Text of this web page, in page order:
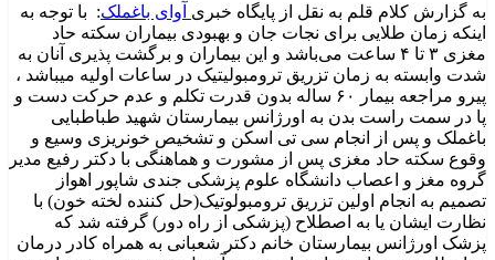
به گزارش کلام قلم به نقل از پایگاه خبری آوای باغملک: با توجه به
اینکه زمان طلایی برای نجات جان و بهبودی بیماران سکته حاد
مغزی ۳ تا ۴ ساعت می‌باشد و این بیماران و برگشت پذیری آنان به
شدت وابسته به زمان تزریق ترومبولیتیک در ساعات اولیه میباشد ،
پیرو مراجعه بیمار ۶۰ ساله بدون قدرت تکلم و عدم حرکت دست و
پا در سمت راست بدن به اورژانس بیمارستان شهید طباطبایی
باغملک و پس از انجام سی تی اسکن و تشخیص خونریزی وسیع و
وقوع سکته حاد مغزی پس از مشورت و هماهنگی با دکتر رفیع مدیر
گروه مغز و اعصاب دانشگاه علوم پزشکی جندی شاپور اهواز
تصمیم به انجام اولین تزریق ترومبولوتیک(حل کننده لخته خون) با
نظارت ایشان یا به اصطلاح (پزشکی از راه دور) گرفته شد که
پزشک اورژانس بیمارستان خانم دکتر شعبانی به همراه کادر درمان